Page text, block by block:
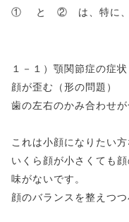
① と ② は、特に、小
１－１）顎関節症の症状
顔が歪む（形の問題）
歯の左右のかみ合わせ
これは小顔になりたい
いくら顔が小さくても
味がないです。
顔のバランスを整えつつ